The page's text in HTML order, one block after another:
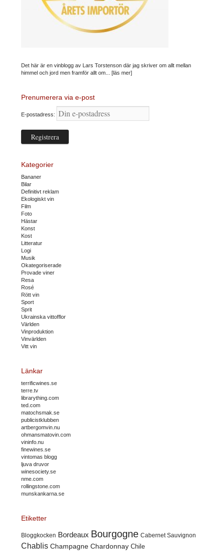
Det här är en vinblogg av Lars Torstenson där jag skriver om allt mellan
himmel och jord men framför allt om... [läs mer]
Prenumerera via e-post
E-postadress:
Kategorier
Bananer
Bilar
Definitivt reklam
Ekologiskt vin
Film
Foto
Hästar
Konst
Kost
Litteratur
Logi
Musik
Okategoriserade
Provade viner
Resa
Rosé
Rött vin
Sport
Sprit
Ukrainska vittofflor
Världen
Vinproduktion
Vinvärlden
Vitt vin
Länkar
terrificwines.se
terre.tv
librarything.com
ted.com
matochsmak.se
publicistklubben
artbergomvin.nu
ohmansmatovin.com
vininfo.nu
finewines.se
vintomas blogg
ljuva druvor
winesociety.se
nme.com
rollingstone.com
munskankarna.se
Etiketter
Bloggkocken Bordeaux Bourgogne Cabernet Sauvignon
Chablis Champagne Chardonnay Chile